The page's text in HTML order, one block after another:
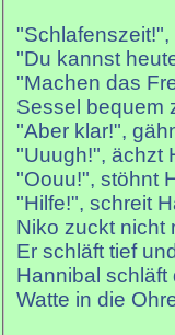
"Du kannst
"Machen das
Sessel bequem
"Aber klar!",
"Uuugh!", ächzt
"Oouu!", stöhnt
"Hilfe!", schreit
Niko zuckt nicht
Er schläft tief
Hannibal schläft
Watte in die